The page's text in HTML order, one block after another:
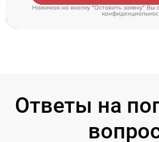
Нажимая на кнопку "Оставить заявку" Вы
Ответы на